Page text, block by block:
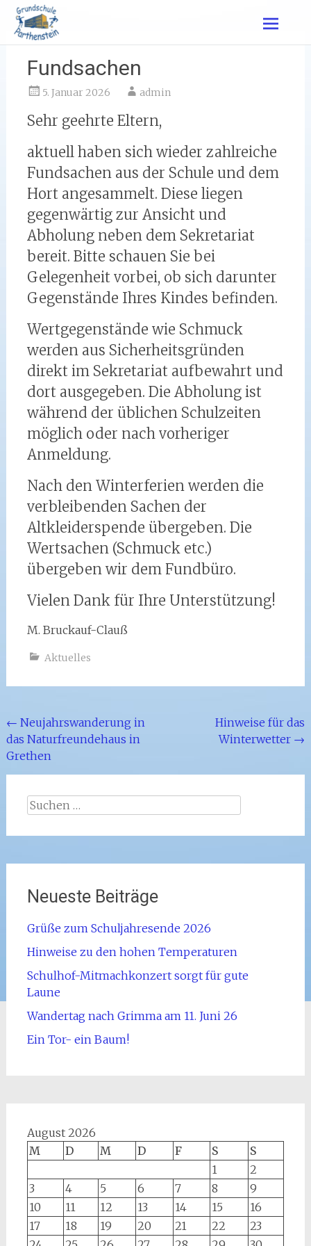
Zum
Inhalt
springen
Fundsachen
5. Januar 2026 admin
Sehr geehrte Eltern,
aktuell haben sich wieder zahlreiche
Fundsachen aus der Schule und dem
Hort angesammelt. Diese liegen
gegenwärtig zur Ansicht und
Abholung neben dem Sekretariat
bereit. Bitte schauen Sie bei
Gelegenheit vorbei, ob sich darunter
Gegenstände Ihres Kindes befinden.
Wertgegenstände wie Schmuck
werden aus Sicherheitsgründen
direkt im Sekretariat aufbewahrt und
dort ausgegeben. Die Abholung ist
während der üblichen Schulzeiten
möglich oder nach vorheriger
Anmeldung.
Nach den Winterferien werden die
verbleibenden Sachen der
Altkleiderspende übergeben. Die
Wertsachen (Schmuck etc.)
übergeben wir dem Fundbüro.
Vielen Dank für Ihre Unterstützung!
M. Bruckauf-Clauß
Aktuelles
Beitragsnavigation
← Neujahrswanderung in
das Naturfreundehaus in
Grethen
Hinweise für das
Winterwetter →
Suchen
Neueste Beiträge
Grüße zum Schuljahresende 2026
Hinweise zu den hohen Temperaturen
Schulhof-Mitmachkonzert sorgt für gute
Laune
Wandertag nach Grimma am 11. Juni 26
Ein Tor- ein Baum!
August 2026
M
D M D F S
S
1
2
3
4 5 6 7 8
9
10
11 12 13 14 15
16
17
18 19 20 21 22
23